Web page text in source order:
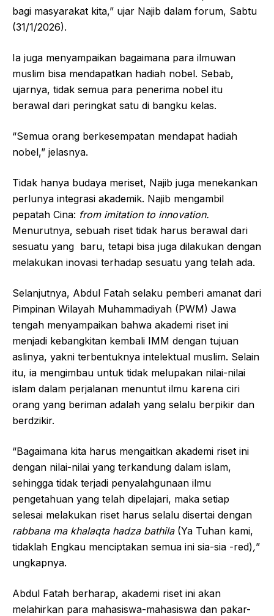
bagi masyarakat kita,” ujar Najib dalam forum, Sabtu
(31/1/2026).
Ia juga menyampaikan bagaimana para ilmuwan
muslim bisa mendapatkan hadiah nobel. Sebab,
ujarnya, tidak semua para penerima nobel itu
berawal dari peringkat satu di bangku kelas.
“Semua orang berkesempatan mendapat hadiah
nobel,” jelasnya.
Tidak hanya budaya meriset, Najib juga menekankan
perlunya integrasi akademik. Najib mengambil
pepatah Cina: from imitation to innovation.
Menurutnya, sebuah riset tidak harus berawal dari
sesuatu yang baru, tetapi bisa juga dilakukan dengan
melakukan inovasi terhadap sesuatu yang telah ada.
Selanjutnya, Abdul Fatah selaku pemberi amanat dari
Pimpinan Wilayah Muhammadiyah (PWM) Jawa
tengah menyampaikan bahwa akademi riset ini
menjadi kebangkitan kembali IMM dengan tujuan
aslinya, yakni terbentuknya intelektual muslim. Selain
itu, ia mengimbau untuk tidak melupakan nilai-nilai
islam dalam perjalanan menuntut ilmu karena ciri
orang yang beriman adalah yang selalu berpikir dan
berdzikir.
“Bagaimana kita harus mengaitkan akademi riset ini
dengan nilai-nilai yang terkandung dalam islam,
sehingga tidak terjadi penyalahgunaan ilmu
pengetahuan yang telah dipelajari, maka setiap
selesai melakukan riset harus selalu disertai dengan
rabbana ma khalaqta hadza bathila (Ya Tuhan kami,
tidaklah Engkau menciptakan semua ini sia-sia -red),”
ungkapnya.
Abdul Fatah berharap, akademi riset ini akan
melahirkan para mahasiswa-mahasiswa dan pakar-